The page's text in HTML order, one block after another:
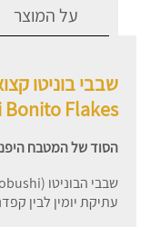
על המוצר
שבבי בוניטו
Flakes
הסוד של המטבח
עתיקת יומין לבין